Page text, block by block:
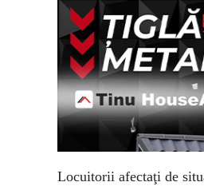
Locuitorii afectaţi de